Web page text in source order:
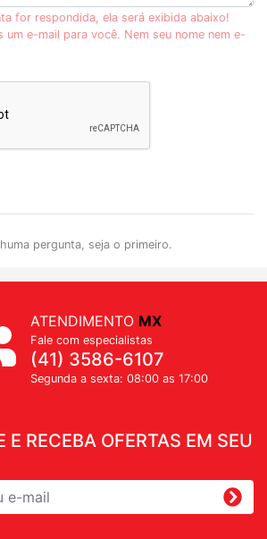
for respondida, ela será exibida abaixo!
um e-mail para você. Nem seu nome nem e-
pergunta, seja o primeiro.
E RECEBA OFERTAS EM SEU
ATENDIMENTO MX
Fale com especialistas
(41) 3586-6107
Segunda a sexta: 08:00 as 17:00